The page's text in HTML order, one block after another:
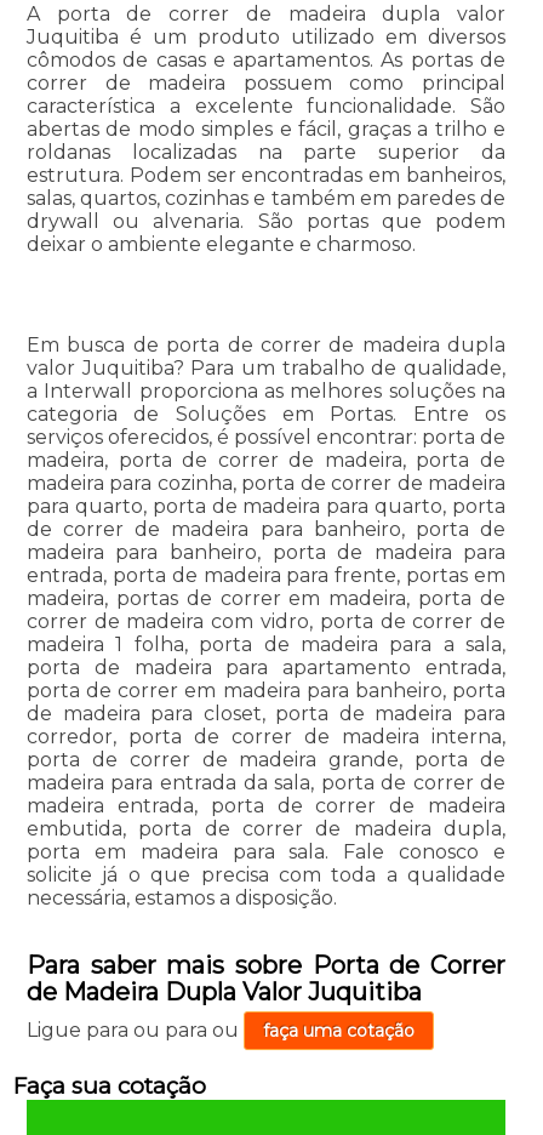
A porta de correr de madeira dupla valor
Juquitiba é um produto utilizado em diversos
cômodos de casas e apartamentos. As portas de
correr de madeira possuem como principal
característica a excelente funcionalidade. São
abertas de modo simples e fácil, graças a trilho e
roldanas localizadas na parte superior da
estrutura. Podem ser encontradas em banheiros,
salas, quartos, cozinhas e também em paredes de
drywall ou alvenaria. São portas que podem
deixar o ambiente elegante e charmoso.
Em busca de porta de correr de madeira dupla
valor Juquitiba? Para um trabalho de qualidade,
a Interwall proporciona as melhores soluções na
categoria de Soluções em Portas. Entre os
serviços oferecidos, é possível encontrar: porta de
madeira, porta de correr de madeira, porta de
madeira para cozinha, porta de correr de madeira
para quarto, porta de madeira para quarto, porta
de correr de madeira para banheiro, porta de
madeira para banheiro, porta de madeira para
entrada, porta de madeira para frente, portas em
madeira, portas de correr em madeira, porta de
correr de madeira com vidro, porta de correr de
madeira 1 folha, porta de madeira para a sala,
porta de madeira para apartamento entrada,
porta de correr em madeira para banheiro, porta
de madeira para closet, porta de madeira para
corredor, porta de correr de madeira interna,
porta de correr de madeira grande, porta de
madeira para entrada da sala, porta de correr de
madeira entrada, porta de correr de madeira
embutida, porta de correr de madeira dupla,
porta em madeira para sala. Fale conosco e
solicite já o que precisa com toda a qualidade
necessária, estamos a disposição.
Para saber mais sobre Porta de Correr
de Madeira Dupla Valor Juquitiba
Ligue para ou para ou faça uma cotação
Faça sua cotação